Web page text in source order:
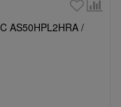
AS50HPL2HRA /